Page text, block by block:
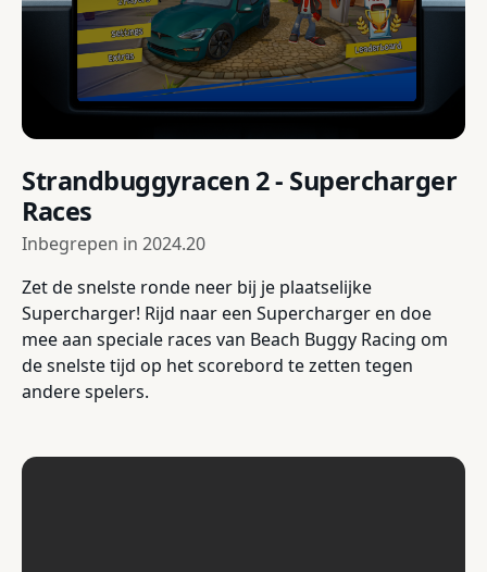
Strandbuggyracen 2 - Supercharger
Races
Inbegrepen in 2024.20
Zet de snelste ronde neer bij je plaatselijke
Supercharger! Rijd naar een Supercharger en doe
mee aan speciale races van Beach Buggy Racing om
de snelste tijd op het scorebord te zetten tegen
andere spelers.